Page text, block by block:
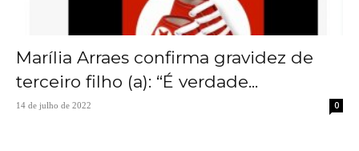
Marília Arraes confirma gravidez de
terceiro filho (a): “É verdade...
14 de julho de 2022 0